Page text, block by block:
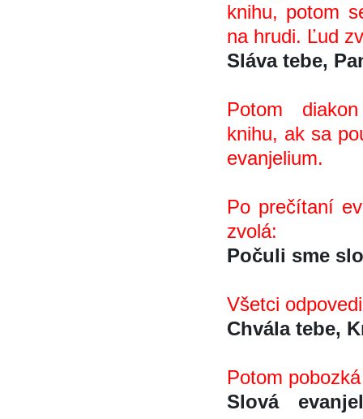
knihu, potom
na hrudi. Ľud
Sláva tebe,
Potom
knihu, ak sa
evanjelium.
Po prečítaní
zvolá:
Počuli sme
Všetci
Chvála tebe,
Potom
Slová